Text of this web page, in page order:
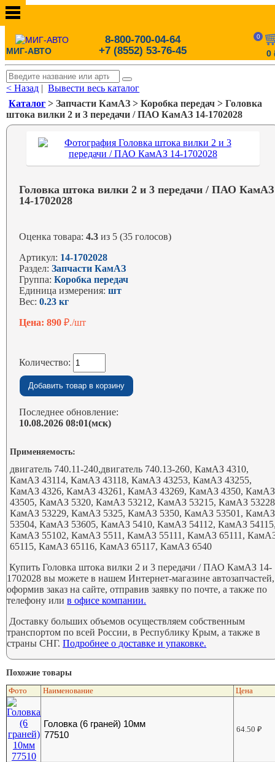
МИГ-АВТО
8-800-700-04-64
+7 (8552) 53-76-45
0
0
< Назад |Вывести весь каталог
Каталог > Запчасти КамАЗ > Коробка передач > Головка
штока вилки 2 и 3 передачи / ПАО КамАЗ 14-1702028
Головка штока вилки 2 и 3 передачи / ПАО КамАЗ
14-1702028
Оценка товара:4.3 из 5 (35 голосов)
Артикул: 14-1702028
Раздел:Запчасти КамАЗ
Группа:Коробка передач
Единица измерения:шт
Вес:0.23 кг
Цена: 890₽./шт
Количество:
Последнее обновление:
10.08.2026 08:01(мск)
Применяемость:
двигатель 740.11-240,двигатель 740.13-260, КамАЗ 4310,
КамАЗ 43114, КамАЗ 43118, КамАЗ 43253, КамАЗ 43255,
КамАЗ 4326, КамАЗ 43261, КамАЗ 43269, КамАЗ 4350, КамАЗ
43505, КамАЗ 5320, КамАЗ 53212, КамАЗ 53215, КамАЗ
КамАЗ 53229, КамАЗ 5325, КамАЗ 5350, КамАЗ 53501, КамАЗ
53504, КамАЗ 53605, КамАЗ 5410, КамАЗ 54112, КамАЗ
КамАЗ 55102, КамАЗ 5511, КамАЗ 55111, КамАЗ 65111,
65115, КамАЗ 65116, КамАЗ 65117, КамАЗ 6540
Купить Головка штока вилки 2 и 3 передачи / ПАО КамАЗ 14-
1702028 вы можете в нашем Интернет-магазине автозапчастей,
оформив заказ на сайте, отправив заявку по почте, а также по
телефону илив офисе компании.
Доставку больших объемов осуществляем собственным
транспортом по всей России, в Республику Крым, а также в
страны СНГ.Подробнее о доставке и упаковке.
Похожие товары
Фото Наименование Цена
Головка (6 граней) 10мм
77510
64.50₽